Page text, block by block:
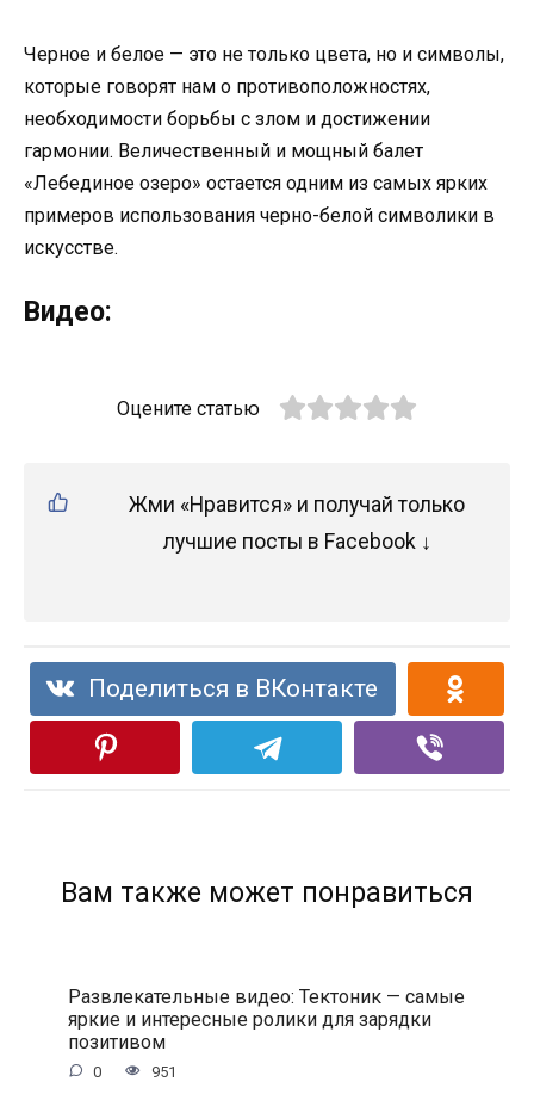
Черное и белое — это не только цвета, но и символы,
которые говорят нам о противоположностях,
необходимости борьбы с злом и достижении
гармонии. Величественный и мощный балет
«Лебединое озеро» остается одним из самых ярких
примеров использования черно-белой символики в
искусстве.
Видео:
Оцените статью
Жми «Нравится» и получай только
лучшие посты в Facebook ↓
Поделиться в ВКонтакте
Вам также может понравиться
Развлекательные видео: Тектоник — самые
яркие и интересные ролики для зарядки
позитивом
0 951